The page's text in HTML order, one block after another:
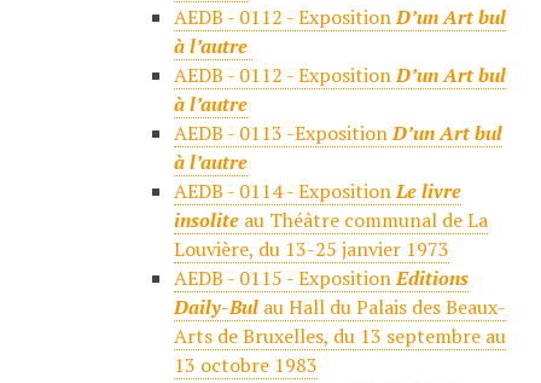
AEDB - 0112 - ExpositionD’un Art bul
à l’autre
AEDB - 0112 - ExpositionD’un Art bul
à l’autre
AEDB - 0113 -ExpositionD’un Art bul
à l’autre
AEDB - 0114 - ExpositionLe livre
insoliteau Théâtre communal de La
Louvière, du 13-25 janvier 1973
AEDB - 0115 - ExpositionEditions
Daily-Bulau Hall du Palais des Beaux-
Arts de Bruxelles, du 13 septembre au
13 octobre 1983